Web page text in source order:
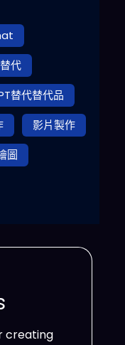
代
替代替代品
影片製作
圖
creating